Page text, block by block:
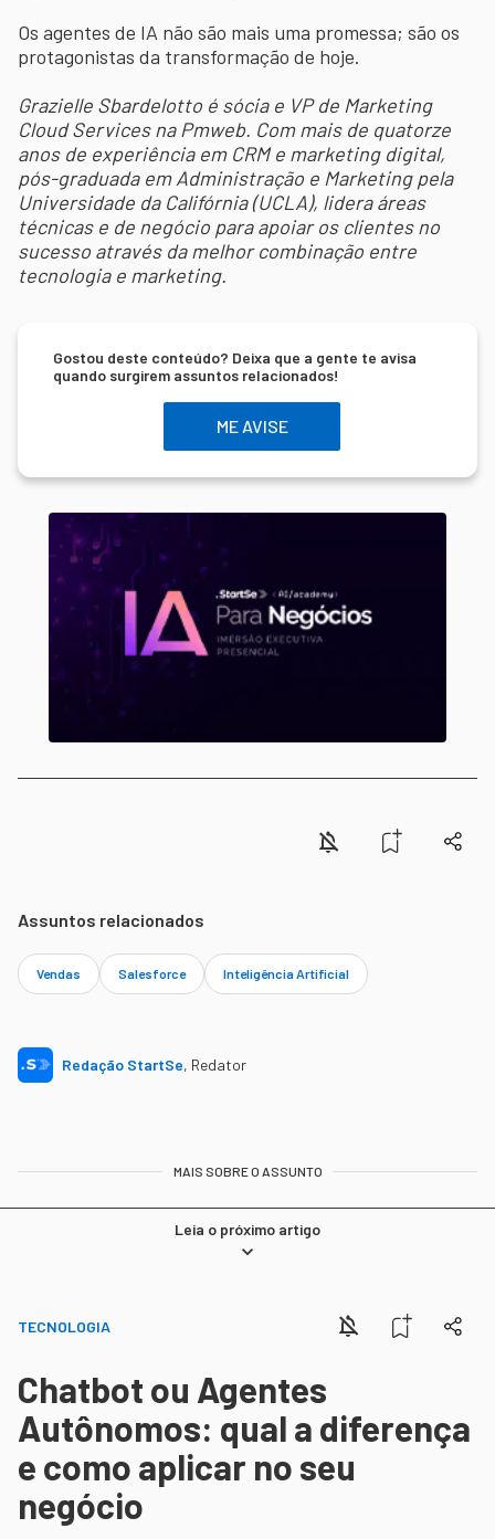
Os agentes de IA não são mais uma promessa; são os
protagonistas da transformação de hoje.
Grazielle Sbardelotto é sócia e VP de Marketing
Cloud Services na Pmweb. Com mais de quatorze
anos de experiência em CRM e marketing digital,
pós-graduada em Administração e Marketing pela
Universidade da Califórnia (UCLA), lidera áreas
técnicas e de negócio para apoiar os clientes no
sucesso através da melhor combinação entre
tecnologia e marketing.
Gostou deste conteúdo? Deixa que a gente te avisa
quando surgirem assuntos relacionados!
ME AVISE
Assuntos relacionados
Vendas Salesforce Inteligência Artificial
Redação StartSe, Redator
MAIS SOBRE O ASSUNTO
Leia o próximo artigo
TECNOLOGIA
Chatbot ou Agentes
Autônomos: qual a diferença
e como aplicar no seu
negócio